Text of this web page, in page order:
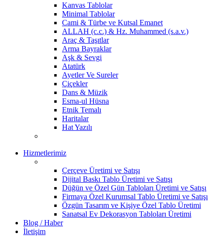
Kanvas Tablolar
Minimal Tablolar
Cami & Türbe ve Kutsal Emanet
ALLAH (c.c.) & Hz. Muhammed (s.a.v.)
Araç & Taşıtlar
Arma Bayraklar
Aşk & Sevgi
Atatürk
Ayetler Ve Sureler
Çiçekler
Dans & Müzik
Esma-ul Hüsna
Etnik Temalı
Haritalar
Hat Yazılı
Hizmetlerimiz
Çerçeve Üretimi ve Satışı
Dijital Baskı Tablo Üretimi ve Satışı
Düğün ve Özel Gün Tabloları Üretimi ve Satışı
Firmaya Özel Kurumsal Tablo Üretimi ve Satışı
Özgün Tasarım ve Kişiye Özel Tablo Üretimi
Sanatsal Ev Dekorasyon Tabloları Üretimi
Blog / Haber
İletişim